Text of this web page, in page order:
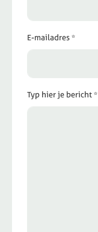
E-mailadres *
Typ hier je bericht *